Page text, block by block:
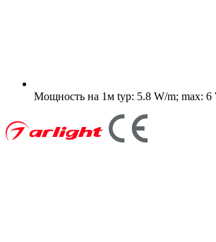
Мощность на 1м typ: 5.8 W/m; max: 6